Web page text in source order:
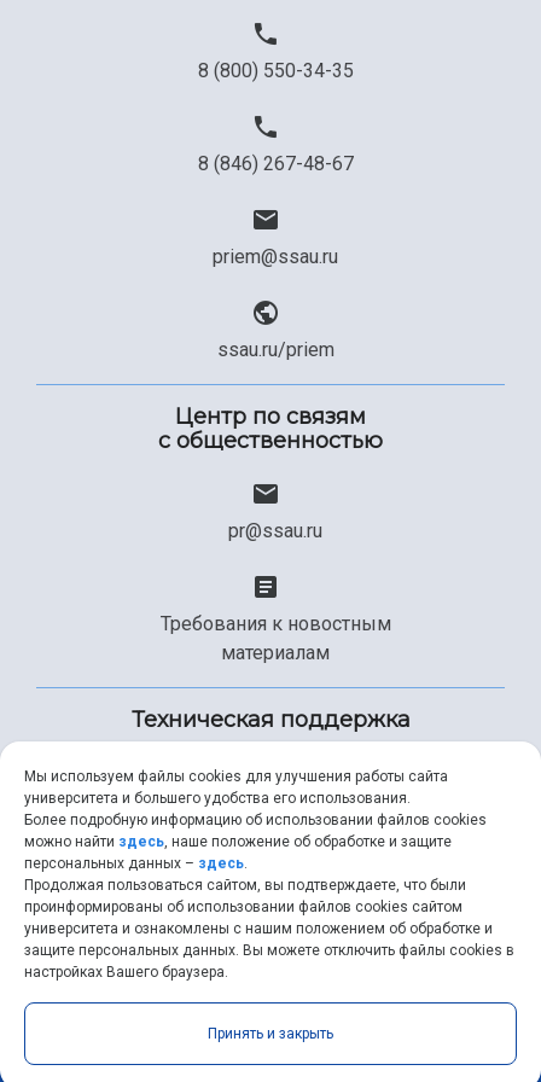
Официальные документы
8 (800) 550-34-35
8 (846) 267-48-67
priem@ssau.ru
ssau.ru/priem
Центр по связям
с общественностью
pr@ssau.ru
Требования к новостным
материалам
Техническая поддержка
+7 (846) 267-49-99
help@ssau.ru
Самарский университет © 2026 |ssau.ru
RSS
Мы используем файлы cookies для улучшения работы сайта
университета и большего удобства его использования.
Более подробную информацию об использовании файлов cookies
можно найти здесь, наше положение об обработке и защите
персональных данных – здесь.
Продолжая пользоваться сайтом, вы подтверждаете, что были
проинформированы об использовании файлов cookies сайтом
университета и ознакомлены с нашим положением об обработке и
защите персональных данных. Вы можете отключить файлы cookies в
настройках Вашего браузера.
Принять и закрыть